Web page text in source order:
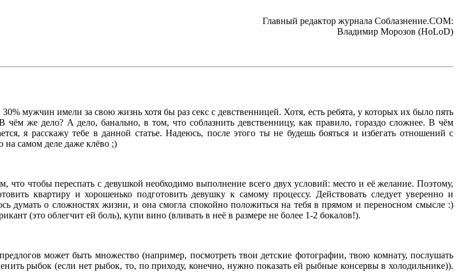
Главный редактор журнала Соблазнение.COM:
Владимир Морозов (HoLoD)
мужчин имели за свою жизнь хотя бы раз секс с девственницей. Хотя, есть ребята, у которых их было пять
же дело? А дело, банально, в том, что соблазнить девственницу, как правило, гораздо сложнее. В чём
я расскажу тебе в данной статье. Надеюсь, после этого ты не будешь бояться и избегать отношений с
на самом деле даже клёво ;)
чтобы переспать с девушкой необходимо выполнение всего двух условий: место и её желание. Поэтому,
квартиру и хорошенько подготовить девушку к самому процессу. Действовать следует уверенно и
думать о сложностях жизни, и она смогла спокойно положиться на тебя в прямом и переносном смысле :)
(это облегчит ей боль), купи вино (вливать в неё в размере не более 1-2 бокалов!).
может быть множество (например, посмотреть твои детские фотографии, твою комнату, послушать
рыбок (если нет рыбок, то, по приходу, конечно, нужно показать ей рыбные консервы в холодильнике)).